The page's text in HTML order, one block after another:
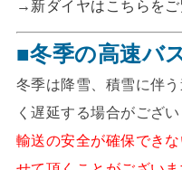
→ 新ダイヤはこちらをご
■冬季の高速バ
冬季は降雪、積雪に伴
く遅延する場合がござい
輸送の安全が確保でき